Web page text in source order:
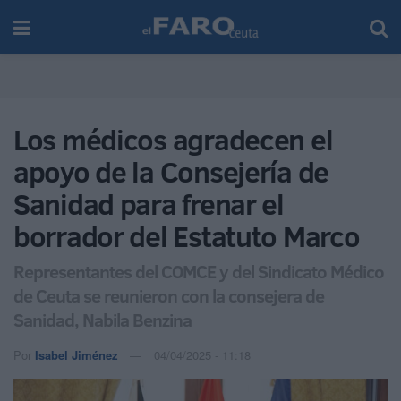
Los médicos agradecen el
apoyo de la Consejería de
Sanidad para frenar el
borrador del Estatuto Marco
Representantes del COMCE y del Sindicato Médico
de Ceuta se reunieron con la consejera de
Sanidad, Nabila Benzina
Por Isabel Jiménez 04/04/2025 - 11:18